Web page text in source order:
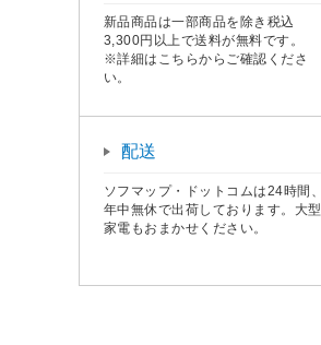
新品商品は一部商品を除き税込
3,300円以上で送料が無料です。
※詳細はこちらからご確認くださ
い。
配送
ソフマップ・ドットコムは24時間、
年中無休で出荷しております。大型
家電もおまかせください。